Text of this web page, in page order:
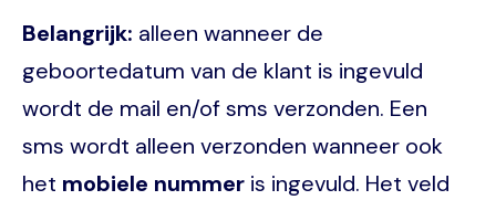
Belangrijk: alleen wanneer de
geboortedatum van de klant is ingevuld
wordt de mail en/of sms verzonden. Een
sms wordt alleen verzonden wanneer ook
het mobiele nummer is ingevuld. Het veld